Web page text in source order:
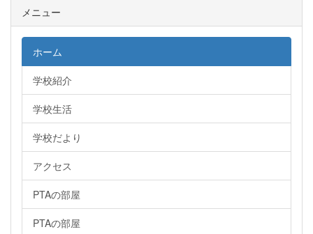
メニュー
ホーム
学校紹介
学校生活
学校だより
アクセス
PTAの部屋
PTAの部屋